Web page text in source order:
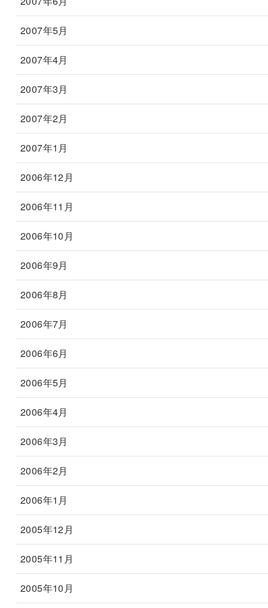
2007年5月
2007年4月
2007年3月
2007年2月
2007年1月
2006年12月
2006年11月
2006年10月
2006年9月
2006年8月
2006年7月
2006年6月
2006年5月
2006年4月
2006年3月
2006年2月
2006年1月
2005年12月
2005年11月
2005年10月